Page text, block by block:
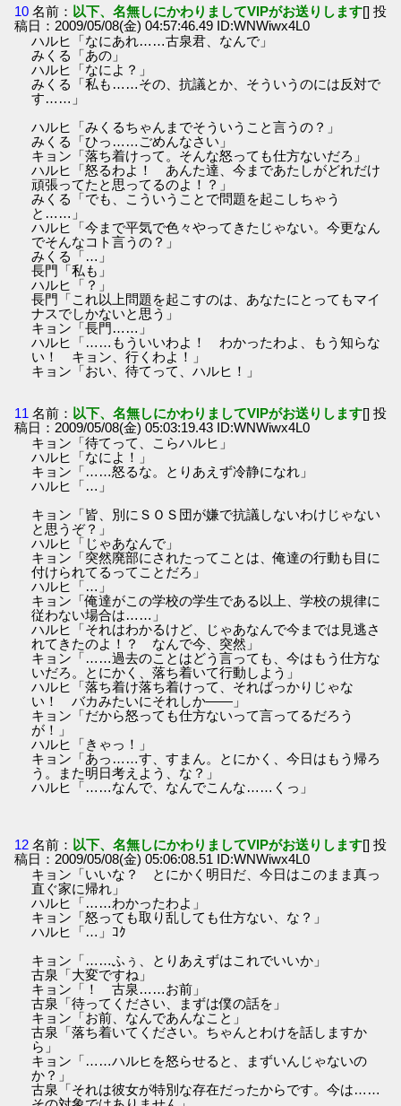
10 名前： 以下、名無しにかわりましてVIPがお送りします[] 投
稿日：2009/05/08(金) 04:57:46.49 ID:WNWiwx4L0
ハルヒ「なにあれ……古泉君、なんで」
みくる「あの」
ハルヒ「なによ？」
みくる「私も……その、抗議とか、そういうのには反対で
す……」
ハルヒ「みくるちゃんまでそういうこと言うの？」
みくる「ひっ……ごめんなさい」
キョン「落ち着けって。そんな怒っても仕方ないだろ」
ハルヒ「怒るわよ！ あんた達、今まであたしがどれだけ
頑張ってたと思ってるのよ！？」
みくる「でも、こういうことで問題を起こしちゃう
と……」
ハルヒ「今まで平気で色々やってきたじゃない。今更なん
でそんなコト言うの？」
みくる「…」
長門「私も」
ハルヒ「？」
長門「これ以上問題を起こすのは、あなたにとってもマイ
ナスでしかないと思う」
キョン「長門……」
ハルヒ「……もういいわよ！ わかったわよ、もう知らな
い！ キョン、行くわよ！」
キョン「おい、待てって、ハルヒ！」
11 名前： 以下、名無しにかわりましてVIPがお送りします[] 投
稿日：2009/05/08(金) 05:03:19.43 ID:WNWiwx4L0
キョン「待てって、こらハルヒ」
ハルヒ「なによ！」
キョン「……怒るな。とりあえず冷静になれ」
ハルヒ「…」
キョン「皆、別にＳＯＳ団が嫌で抗議しないわけじゃない
と思うぞ？」
ハルヒ「じゃあなんで」
キョン「突然廃部にされたってことは、俺達の行動も目に
付けられてるってことだろ」
ハルヒ「…」
キョン「俺達がこの学校の学生である以上、学校の規律に
従わない場合は……」
ハルヒ「それはわかるけど、じゃあなんで今までは見逃さ
れてきたのよ！？ なんで今、突然」
キョン「……過去のことはどう言っても、今はもう仕方な
いだろ。とにかく、落ち着いて行動しよう」
ハルヒ「落ち着け落ち着けって、そればっかりじゃな
い！ バカみたいにそれしか――」
キョン「だから怒っても仕方ないって言ってるだろう
が！」
ハルヒ「きゃっ！」
キョン「あっ……す、すまん。とにかく、今日はもう帰ろ
う。また明日考えよう、な？」
ハルヒ「……なんで、なんでこんな……くっ」
12 名前： 以下、名無しにかわりましてVIPがお送りします[] 投
稿日：2009/05/08(金) 05:06:08.51 ID:WNWiwx4L0
キョン「いいな？ とにかく明日だ、今日はこのまま真っ
直ぐ家に帰れ」
ハルヒ「……わかったわよ」
キョン「怒っても取り乱しても仕方ない、な？」
ハルヒ「…」ｺｸ
キョン「……ふぅ、とりあえずはこれでいいか」
古泉「大変ですね」
キョン「！ 古泉……お前」
古泉「待ってください、まずは僕の話を」
キョン「お前、なんであんなこと」
古泉「落ち着いてください。ちゃんとわけを話しますか
ら」
キョン「……ハルヒを怒らせると、まずいんじゃないの
か？」
古泉「それは彼女が特別な存在だったからです。今は……